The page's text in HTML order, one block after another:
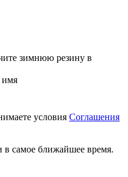
зимнюю резину в
условия Соглашения
в самое ближайшее время.